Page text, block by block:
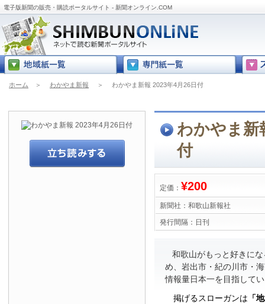
電子版新聞の販売・購読ポータルサイト - 新聞オンライン.COM
ホーム ＞ わかやま新報 ＞ わかやま新報 2023年4月26日付
わかやま新
付
定価： ¥200
新聞社： 和歌山新報社
発行間隔： 日刊
和歌山がもっと好きに
め、岩出市・紀の川市・
情報量日本一を目指して
掲げるスローガンは 「